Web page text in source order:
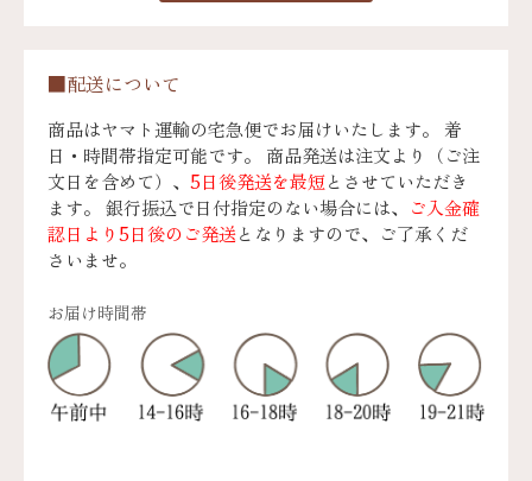
■配送について
商品はヤマト運輸の宅急便でお届けいたします。 着
日・時間帯指定可能です。 商品発送は注文より（ご注
文日を含めて）、 5日後発送を最短とさせていただき
ます。 銀行振込で日付指定のない場合には、
ご入金確
認日より5日後のご発送となりますので、ご了承くだ
さいませ。
お届け時間帯